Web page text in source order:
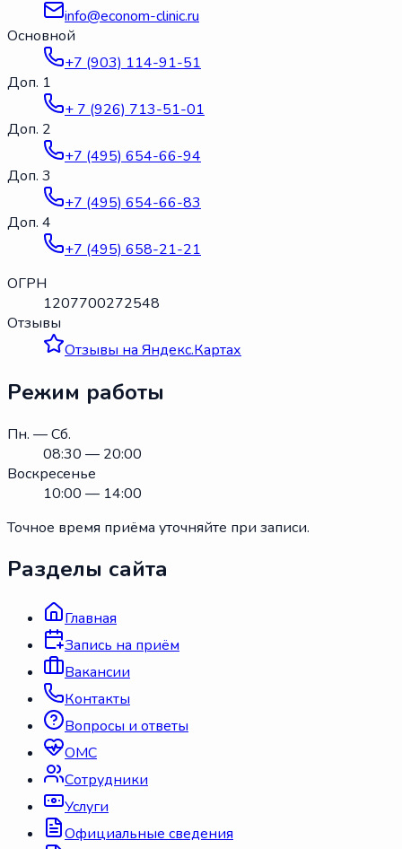
info@econom-clinic.ru
Основной
+7 (903) 114-91-51
Доп. 1
+ 7 (926) 713-51-01
Доп. 2
+7 (495) 654-66-94
Доп. 3
+7 (495) 654-66-83
Доп. 4
+7 (495) 658-21-21
ОГРН
1207700272548
Отзывы
Отзывы на Яндекс.Картах
Режим работы
Пн. — Сб.
08:30 — 20:00
Воскресенье
10:00 — 14:00
Точное время приёма уточняйте при записи.
Разделы сайта
Главная
Запись на приём
Вакансии
Контакты
Вопросы и ответы
ОМС
Сотрудники
Услуги
Официальные сведения